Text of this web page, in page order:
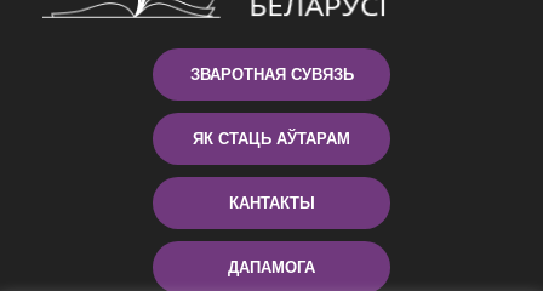
ЗВАРОТНАЯ СУВЯЗЬ
ЯК СТАЦЬ АЎТАРАМ
КАНТАКТЫ
ДАПАМОГА